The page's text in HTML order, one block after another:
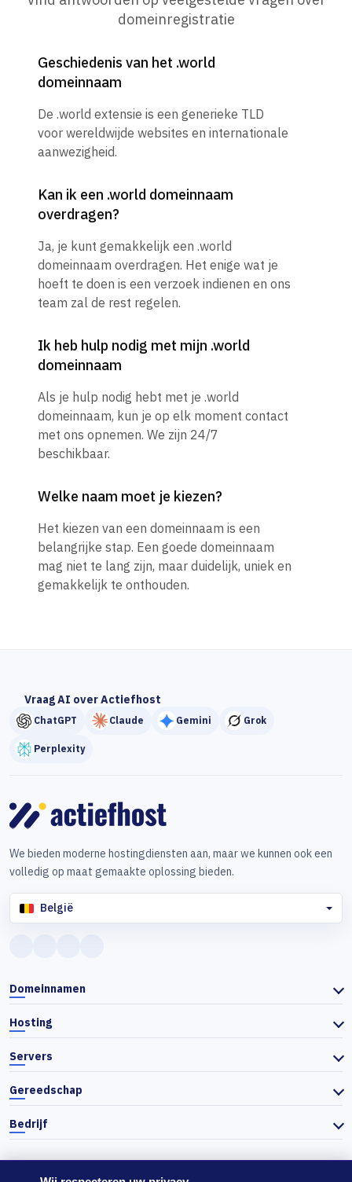
domeinregistratie
Geschiedenis van het .world
domeinnaam
De .world extensie is een generieke TLD
voor wereldwijde websites en internationale
aanwezigheid.
Kan ik een .world domeinnaam
overdragen?
Ja, je kunt gemakkelijk een .world
domeinnaam overdragen. Het enige wat je
hoeft te doen is een verzoek indienen en ons
team zal de rest regelen.
Ik heb hulp nodig met mijn .world
domeinnaam
Als je hulp nodig hebt met je .world
domeinnaam, kun je op elk moment contact
met ons opnemen. We zijn 24/7
beschikbaar.
Welke naam moet je kiezen?
Het kiezen van een domeinnaam is een
belangrijke stap. Een goede domeinnaam
mag niet te lang zijn, maar duidelijk, uniek en
gemakkelijk te onthouden.
Vraag AI over Actiefhost
ChatGPT Claude Gemini Grok
Perplexity
We bieden moderne hostingdiensten aan, maar we kunnen ook een
volledig op maat gemaakte oplossing bieden.
België
Domeinnamen
Hosting
Servers
Gereedschap
Bedrijf